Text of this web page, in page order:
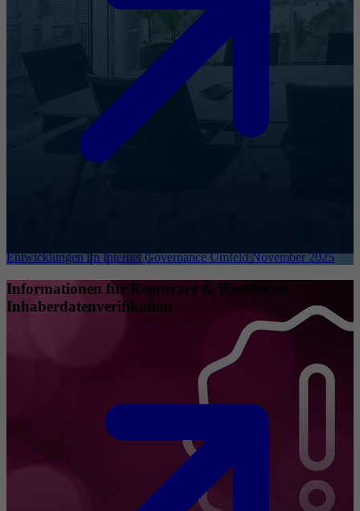
Entwicklungen im Internet Governance Umfeld November 2025
Informationen für Registrare & Reseller zu
Inhaberdatenverifikation